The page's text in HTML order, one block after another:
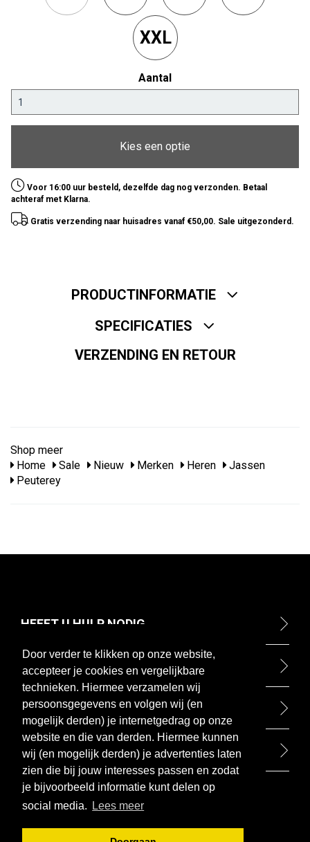
Door verder te klikken op onze website,
accepteer je cookies en vergelijkbare
technieken. Hiermee verzamelen wij
persoonsgegevens en volgen wij (en
mogelijk derden) je internetgedrag op onze
website en die van derden. Hiermee kunnen
wij (en mogelijk derden) je advertenties laten
zien die bij jouw interesses passen en zodat
je bijvoorbeeld informatie kunt delen op
social media.
Lees meer
XXL
Aantal
Kies een optie
Voor 16:00 uur besteld, dezelfde dag nog verzonden. Betaal
achteraf met Klarna.
Gratis verzending naar huisadres vanaf €50,00. Sale uitgezonderd.
PRODUCTINFORMATIE
SPECIFICATIES
VERZENDING EN RETOUR
Shop meer
Home
Sale Nieuw Merken Heren
Jassen
Peuterey
HEEFT U HULP NODIG
ONTDEK
BETAALMETHODEN
BEZOEK ONZE WINKEL